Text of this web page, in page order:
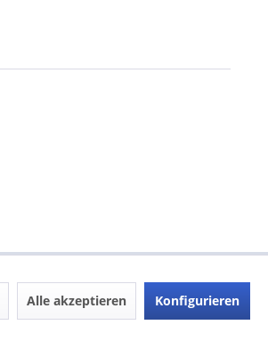
Alle akzeptieren Konfigurieren